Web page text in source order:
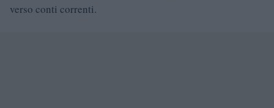
verso conti correnti.